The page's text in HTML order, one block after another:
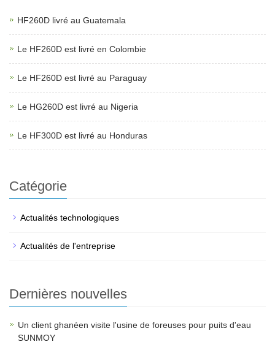
HF260D livré au Guatemala
Le HF260D est livré en Colombie
Le HF260D est livré au Paraguay
Le HG260D est livré au Nigeria
Le HF300D est livré au Honduras
Catégorie
Actualités technologiques
Actualités de l'entreprise
Dernières nouvelles
Un client ghanéen visite l'usine de foreuses pour puits d'eau
SUNMOY